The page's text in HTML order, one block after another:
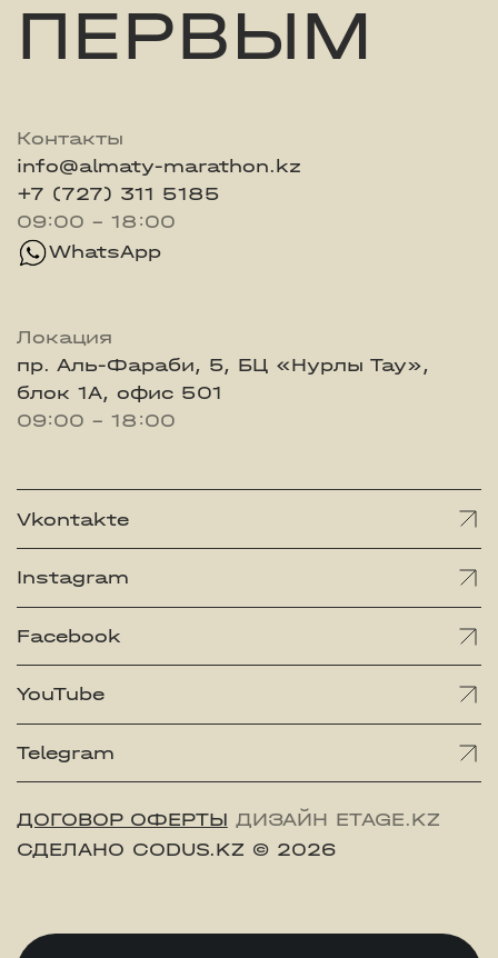
ПЕРВЫМ
Контакты
info@almaty-marathon.kz
+7 (727) 311 5185
09:00 - 18:00
WhatsApp
Локация
пр. Аль-Фараби, 5, БЦ «Нурлы Тау»,
блок 1А, офис 501
09:00 - 18:00
Vkontakte
Instagram
Facebook
YouTube
Telegram
ДОГОВОР ОФЕРТЫ ДИЗАЙН ETAGE.KZ
СДЕЛАНО CODUS.KZ © 2026